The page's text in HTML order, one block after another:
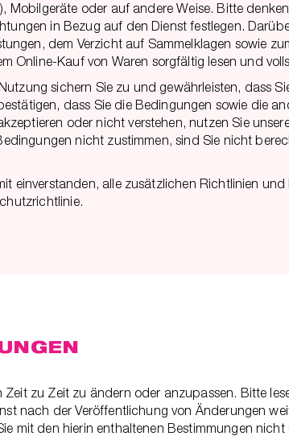
Mobilgeräte oder auf andere Weise. Bitte
in Bezug auf den Dienst festlegen.
dem Verzicht auf Sammelklagen sowie
Online-Kauf von Waren sorgfältig lesen und
sichern Sie zu und gewährleisten, dass
dass Sie die Bedingungen sowie die
oder nicht verstehen, nutzen Sie
nicht zustimmen, sind Sie nicht
einverstanden, alle zusätzlichen Richtlinien
zu Zeit zu ändern oder anzupassen. Bitte
nach der Veröffentlichung von Änderungen
mit den hierin enthaltenen Bestimmungen nicht